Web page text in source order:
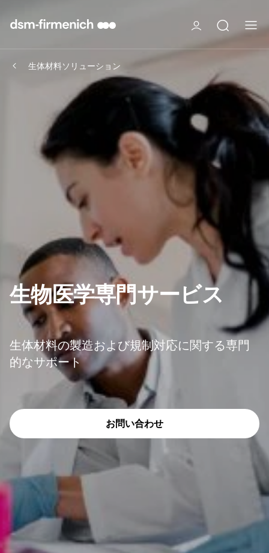
生体材料ソリューション
生物医学専門サービス
生体材料の製造および規制対応に関する専門
的なサポート
お問い合わせ